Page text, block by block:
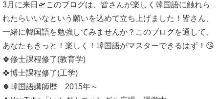
3月に来日🛫このブログは、皆さんが楽しく韓国語に触れら
れたらいいなという願いを込めて立ち上げました！皆さん、
一緒に韓国語を勉強してみませんか？このブログを通して、
あなたもきっと！楽しく！韓国語がマスターできるはず！😘
🍀修士課程修了(教育学)
🍀博士課程修了(工学)
🍀韓国語講師歴 2015年～